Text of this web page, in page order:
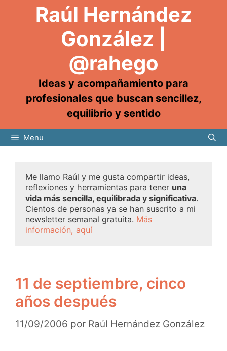
Raúl Hernández
González |
@rahego
Ideas y acompañamiento para
profesionales que buscan sencillez,
equilibrio y sentido
Menu
Me llamo Raúl y me gusta compartir ideas,
reflexiones y herramientas para tener una
vida más sencilla, equilibrada y significativa.
Cientos de personas ya se han suscrito a mi
newsletter semanal gratuita. Más
información, aquí
11 de septiembre, cinco
años después
11/09/2006 por Raúl Hernández González